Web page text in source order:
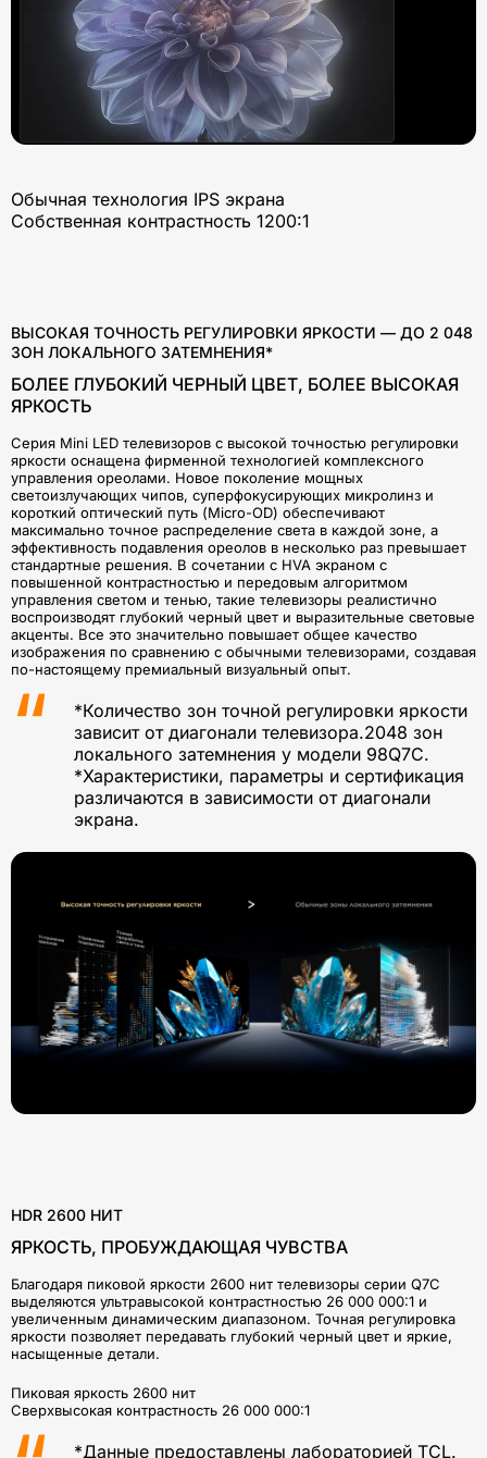
Обычная технология IPS экрана
Собственная контрастность 1200:1
ВЫСОКАЯ ТОЧНОСТЬ РЕГУЛИРОВКИ ЯРКОСТИ — ДО 2 048
ЗОН ЛОКАЛЬНОГО ЗАТЕМНЕНИЯ*
БОЛЕЕ ГЛУБОКИЙ ЧЕРНЫЙ ЦВЕТ, БОЛЕЕ ВЫСОКАЯ
ЯРКОСТЬ
Серия Mini LED телевизоров с высокой точностью регулировки
яркости оснащена фирменной технологией комплексного
управления ореолами. Новое поколение мощных
светоизлучающих чипов, суперфокусирующих микролинз и
короткий оптический путь (Micro-OD) обеспечивают
максимально точное распределение света в каждой зоне, а
эффективность подавления ореолов в несколько раз превышает
стандартные решения. В сочетании с HVA экраном с
повышенной контрастностью и передовым алгоритмом
управления светом и тенью, такие телевизоры реалистично
воспроизводят глубокий черный цвет и выразительные световые
акценты. Все это значительно повышает общее качество
изображения по сравнению с обычными телевизорами, создавая
по-настоящему премиальный визуальный опыт.
*Количество зон точной регулировки яркости
зависит от диагонали телевизора.2048 зон
локального затемнения у модели 98Q7C.
*Характеристики, параметры и сертификация
различаются в зависимости от диагонали
экрана.
HDR 2600 НИТ
ЯРКОСТЬ, ПРОБУЖДАЮЩАЯ ЧУВСТВА
Благодаря пиковой яркости 2600 нит телевизоры серии Q7C
выделяются ультравысокой контрастностью 26 000 000:1 и
увеличенным динамическим диапазоном. Точная регулировка
яркости позволяет передавать глубокий черный цвет и яркие,
насыщенные детали.
Пиковая яркость 2600 нит
Сверхвысокая контрастность 26 000 000:1
*Данные предоставлены лабораторией TCL.